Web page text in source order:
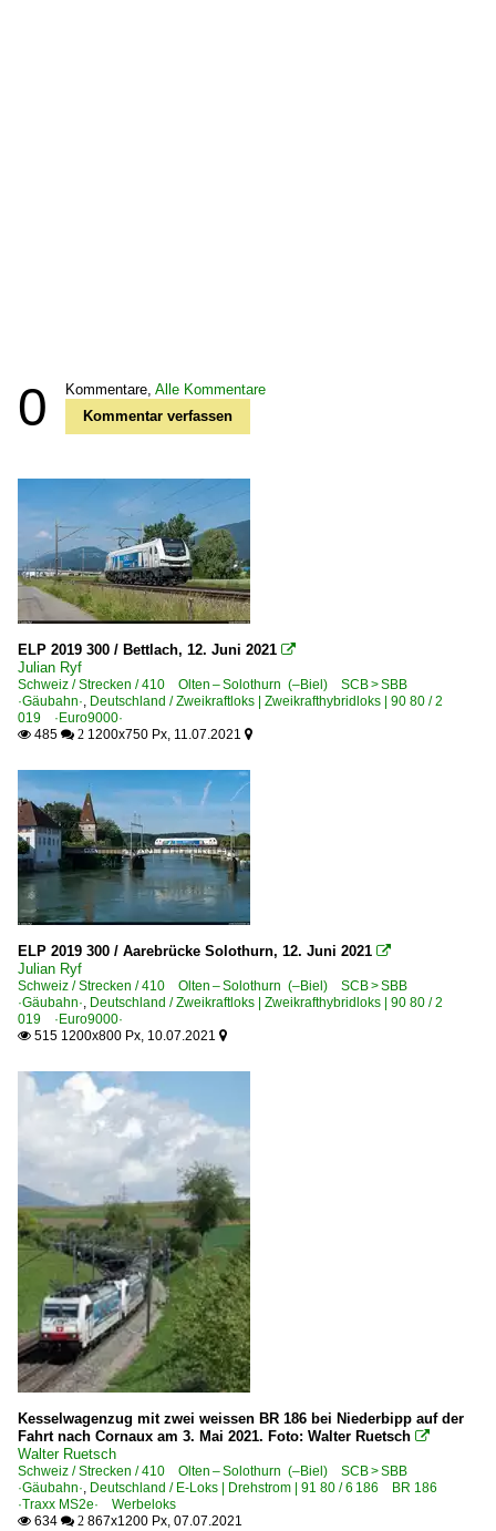
0 Kommentare, Alle Kommentare
Kommentar verfassen
ELP 2019 300 / Bettlach, 12. Juni 2021 
Julian Ryf
Schweiz / Strecken / 410 Olten – Solothurn (–Biel) SCB > SBB
·Gäubahn·, Deutschland / Zweikraftloks | Zweikrafthybridloks | 90 80 / 2
019 ·Euro9000·
 485  2 1200x750 Px, 11.07.2021 
ELP 2019 300 / Aarebrücke Solothurn, 12. Juni 2021 
Julian Ryf
Schweiz / Strecken / 410 Olten – Solothurn (–Biel) SCB > SBB
·Gäubahn·, Deutschland / Zweikraftloks | Zweikrafthybridloks | 90 80 / 2
019 ·Euro9000·
 515 1200x800 Px, 10.07.2021 
Kesselwagenzug mit zwei weissen BR 186 bei Niederbipp auf der
Fahrt nach Cornaux am 3. Mai 2021. Foto: Walter Ruetsch 
Walter Ruetsch
Schweiz / Strecken / 410 Olten – Solothurn (–Biel) SCB > SBB
·Gäubahn·, Deutschland / E-Loks | Drehstrom | 91 80 / 6 186 BR 186
·Traxx MS2e· Werbeloks
 634  2 867x1200 Px, 07.07.2021